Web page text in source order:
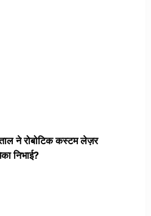
ने रोबोटिक कस्टम लेज़र
निभाई?